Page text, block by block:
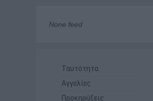
None feed
Ταυτότητα
Αγγελίες
Προκηρύξεις